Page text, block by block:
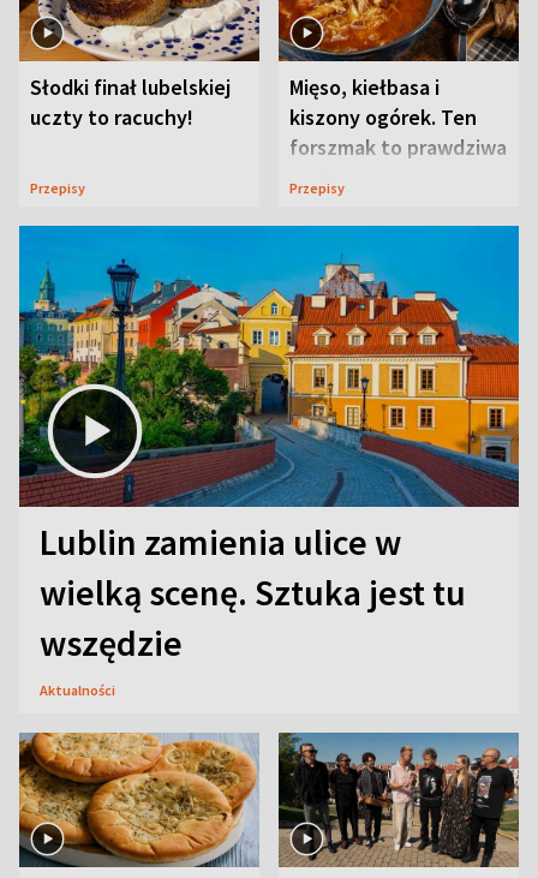
Słodki finał lubelskiej
uczty to racuchy!
Przepisy
Mięso, kiełbasa i
kiszony ogórek. Ten
forszmak to prawdziwa
uczta
Przepisy
Lublin zamienia ulice w
wielką scenę. Sztuka jest tu
wszędzie
Aktualności